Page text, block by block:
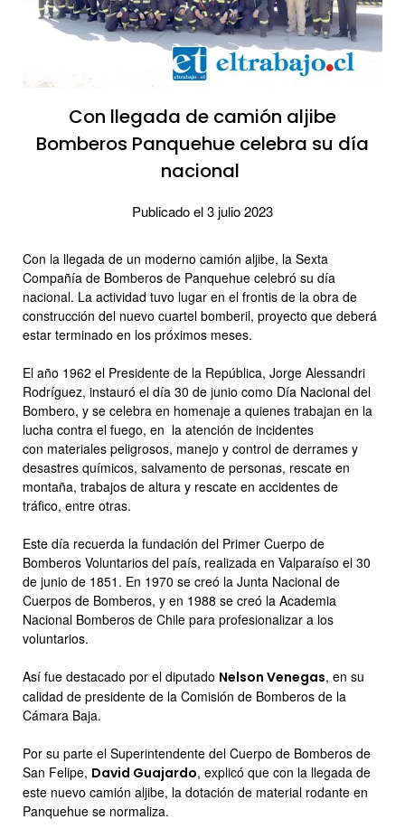
Con llegada de camión aljibe
Bomberos Panquehue celebra su día
nacional
Publicado el 3 julio 2023
Con la llegada de un moderno camión aljibe, la Sexta
Compañía de Bomberos de Panquehue celebró su día
nacional. La actividad tuvo lugar en el frontis de la obra de
construcción del nuevo cuartel bomberil, proyecto que deberá
estar terminado en los próximos meses.
El año 1962 el Presidente de la República, Jorge Alessandri
Rodríguez, instauró el día 30 de junio como Día Nacional del
Bombero, y se celebra en homenaje a quienes trabajan en la
lucha contra el fuego, en la atención de incidentes
con materiales peligrosos, manejo y control de derrames y
desastres químicos, salvamento de personas, rescate en
montaña, trabajos de altura y rescate en accidentes de
tráfico, entre otras.
Este día recuerda la fundación del Primer Cuerpo de
Bomberos Voluntarios del país, realizada en Valparaíso el 30
de junio de 1851. En 1970 se creó la Junta Nacional de
Cuerpos de Bomberos, y en 1988 se creó la Academia
Nacional Bomberos de Chile para profesionalizar a los
voluntarios.
Así fue destacado por el diputado Nelson Venegas, en su
calidad de presidente de la Comisión de Bomberos de la
Cámara Baja.
Por su parte el Superintendente del Cuerpo de Bomberos de
San Felipe, David Guajardo, explicó que con la llegada de
este nuevo camión aljibe, la dotación de material rodante en
Panquehue se normaliza.